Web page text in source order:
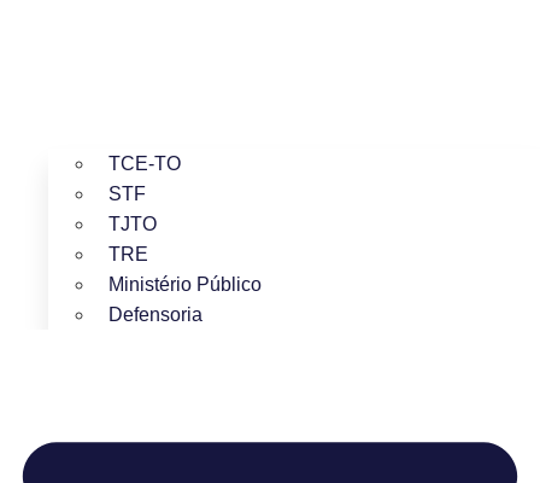
TCE-TO
STF
TJTO
TRE
Ministério Público
Defensoria